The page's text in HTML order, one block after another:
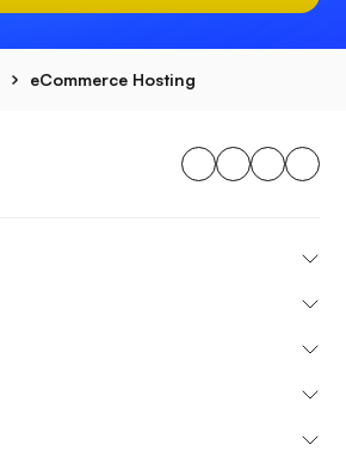
eCommerce Hosting